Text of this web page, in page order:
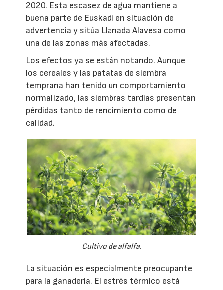
2020. Esta escasez de agua mantiene a
buena parte de Euskadi en situación de
advertencia y sitúa Llanada Alavesa como
una de las zonas más afectadas.
Los efectos ya se están notando. Aunque
los cereales y las patatas de siembra
temprana han tenido un comportamiento
normalizado, las siembras tardías presentan
pérdidas tanto de rendimiento como de
calidad.
Cultivo de alfalfa.
La situación es especialmente preocupante
para la ganadería. El estrés térmico está